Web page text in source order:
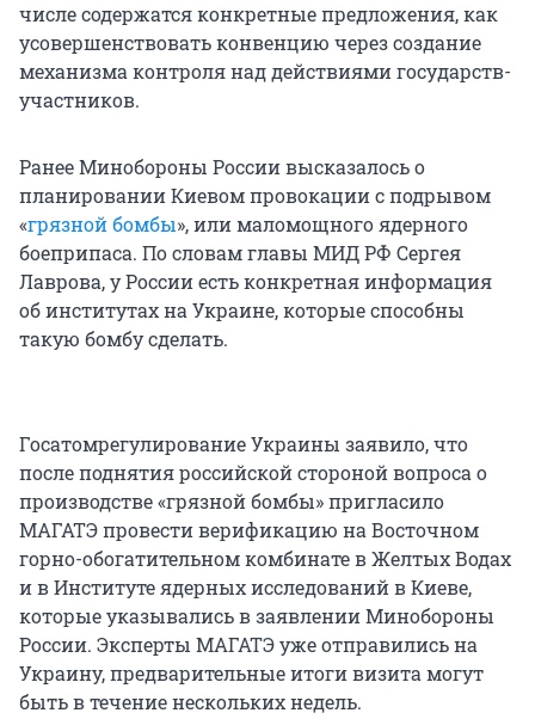
числе содержатся конкретные предложения, как
усовершенствовать конвенцию через создание
механизма контроля над действиями государств-
участников.
Ранее Минобороны России высказалось о
планировании Киевом провокации с подрывом
«грязной бомбы», или маломощного ядерного
боеприпаса. По словам главы МИД РФ Сергея
Лаврова, у России есть конкретная информация
об институтах на Украине, которые способны
такую бомбу сделать.
Госатомрегулирование Украины заявило, что
после поднятия российской стороной вопроса о
производстве «грязной бомбы» пригласило
МАГАТЭ провести верификацию на Восточном
горно-обогатительном комбинате в Желтых Водах
и в Институте ядерных исследований в Киеве,
которые указывались в заявлении Минобороны
России. Эксперты МАГАТЭ уже отправились на
Украину, предварительные итоги визита могут
быть в течение нескольких недель.